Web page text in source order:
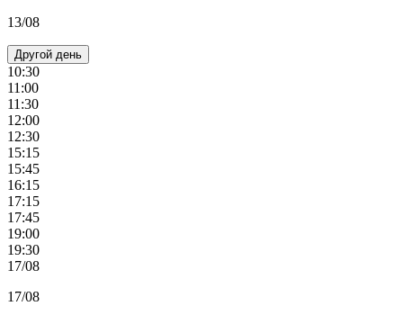
13/08
Другой день
10:30
11:00
11:30
12:00
12:30
15:15
15:45
16:15
17:15
17:45
19:00
19:30
17/08
17/08